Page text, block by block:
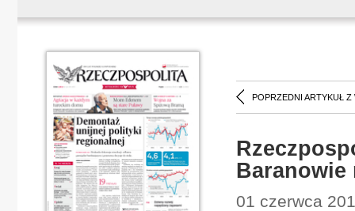
POPRZEDNI ARTYKUŁ Z
Baranowie
01 czerwca